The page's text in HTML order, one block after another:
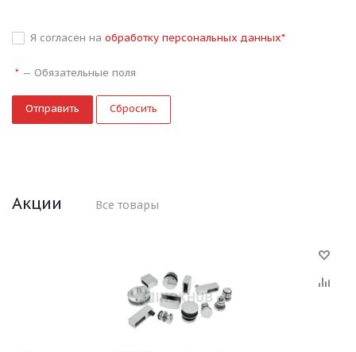
Я согласен на обработку персональных данных*
* — Обязательные поля
Сбросить
Акции Все товары